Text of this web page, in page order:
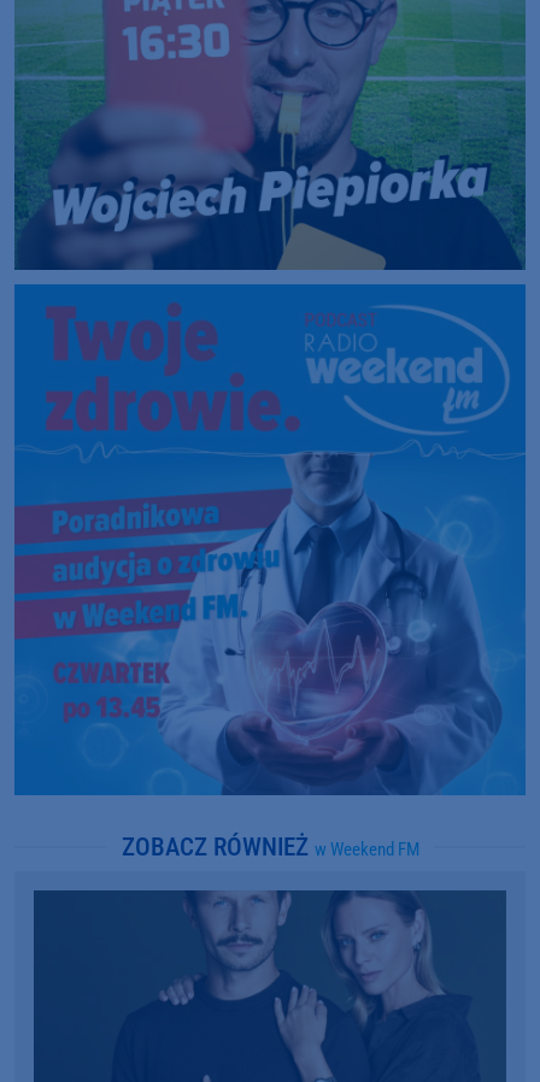
ZOBACZ RÓWNIEŻ w Weekend FM